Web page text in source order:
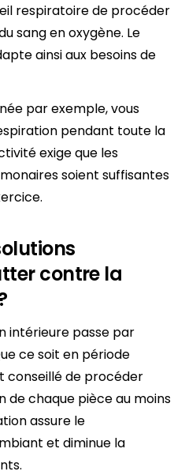
respiratoire de procéder
sang en oxygène. Le
ainsi aux besoins de
par exemple, vous
pendant toute la
exige que les
soient suffisantes
contre la
intérieure passe par
ce soit en période
conseillé de procéder
de chaque pièce au moins
assure le
et diminue la